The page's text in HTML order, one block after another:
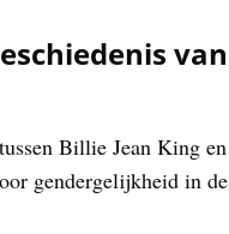
van
Billie Jean King en
gendergelijkheid in de